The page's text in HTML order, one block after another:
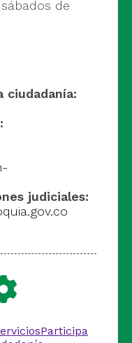
de
ciudadanía:
judiciales:
Participa